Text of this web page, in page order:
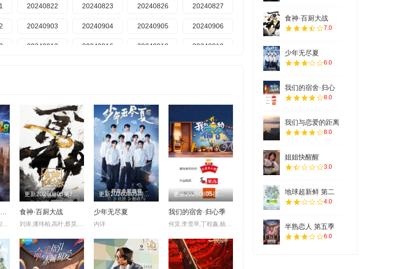
20250729 20250730 20250731 20250801
20250820 20250822 20250827 20250901
20250917 20250919 20250922 20250923
20251008 20251009 20251010 20251013
20251021 20251022 20251024 20251027
20251103 20251104 20251106
20251114 20251117 20251118 20251119
20251126 20251127 20251202
20240822 20240823 20240826 20240827
20240903 20240904 20240905 20240906
20240913 20240916 20240918 20240919
20241112 20241113 20241114 20241115
20241122 20241125 20241126 20241127
20241206 20241209 20241210 20241211
20241219 20241220 20241224 20241225
20250103 20250106 20250110 20250117
20250320 20250321 20250326
20250416 20250423 20250424 20250502
20250606 20250609 20250613 20250617
谎二
密室大逃脱第八季大神版
大张伟,许凯,周笔畅,彭昱畅,张真源,陈哲远
更新20260805第7期上
食神·百厨大战
刘涛,潘玮柏,高叶,蔡昊,梁经伦,周晓燕
更新20260805同学录
少年无尽夏
内详
更新20260805宿舍不熄灯第11期
我们的宿舍·归心季
何炅,李雪琴,丁程鑫,杨迪,吴泽林
食神·百厨大战
7.0
少年无尽夏
6.0
我们的宿舍·归心
8.0
我们与恋爱的距离
8.0
姐姐快醒醒
3.0
地球超新鲜 第二
4.0
半熟恋人 第五季
6.0